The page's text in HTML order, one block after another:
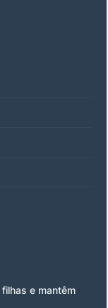
e mantêm